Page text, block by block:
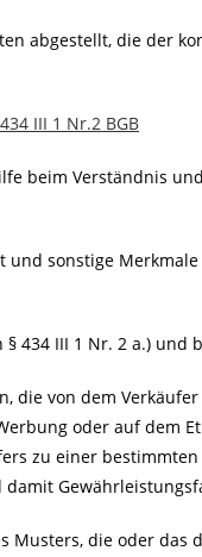
abgestellt, die der
III 1 Nr.2 BGB
beim Verständnis
sonstige
434 III 1 Nr. 2 a.) und
die von dem
oder auf dem
zu einer
damit
Musters, die oder das